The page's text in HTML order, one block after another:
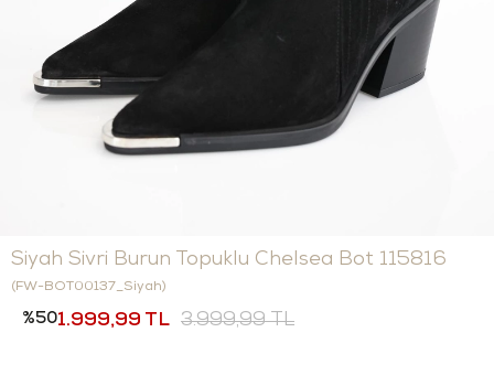
Siyah Sivri Burun Topuklu Chelsea Bot 115816
(FW-BOT00137_Siyah)
50 3.999,99 TL
1.999,99 TL